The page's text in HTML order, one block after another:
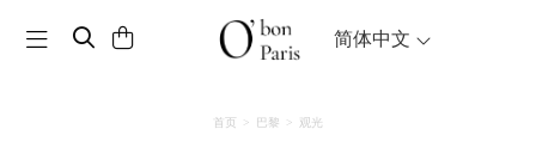
Toggle navigation 简体中文
首页 巴黎 观光